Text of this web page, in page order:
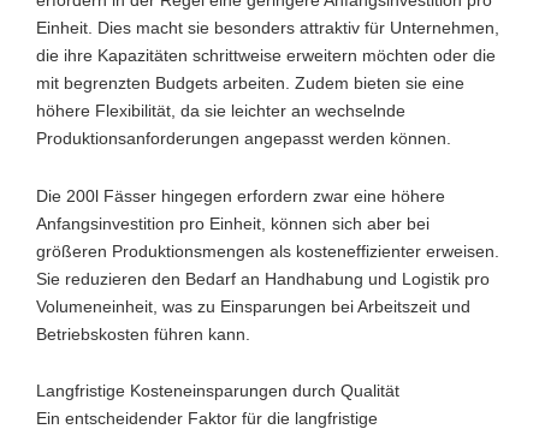
Einheit. Dies macht sie besonders attraktiv für Unternehmen,
die ihre Kapazitäten schrittweise erweitern möchten oder die
mit begrenzten Budgets arbeiten. Zudem bieten sie eine
höhere Flexibilität, da sie leichter an wechselnde
Produktionsanforderungen angepasst werden können.
Die 200l Fässer hingegen erfordern zwar eine höhere
Anfangsinvestition pro Einheit, können sich aber bei
größeren Produktionsmengen als kosteneffizienter erweisen.
Sie reduzieren den Bedarf an Handhabung und Logistik pro
Volumeneinheit, was zu Einsparungen bei Arbeitszeit und
Betriebskosten führen kann.
Langfristige Kosteneinsparungen durch Qualität
Ein entscheidender Faktor für die langfristige